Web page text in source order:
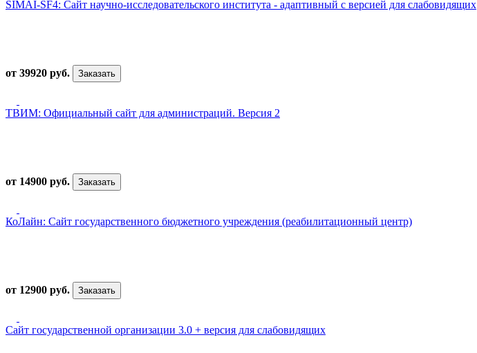
SIMAI-SF4: Сайт научно-исследовательского института - адаптивный с версией для слабовидящих
от 39920 руб. Заказать
ТВИМ: Официальный сайт для администраций. Версия 2
от 14900 руб. Заказать
КоЛайн: Сайт государственного бюджетного учреждения (реабилитационный центр)
от 12900 руб. Заказать
Сайт государственной организации 3.0 + версия для слабовидящих